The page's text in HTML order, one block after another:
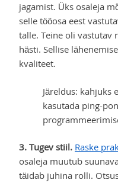
jagamist. Üks osaleja
selle tööosa eest
talle. Teine oli vastutav
hästi. Sellise
kvaliteet.
Järeldus: kahjuks
kasutada ping-
3. Tugev stiil. Raske
osaleja muutub
täidab juhina rolli.